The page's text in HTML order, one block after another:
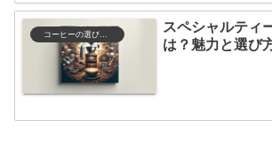
スペシャルティ
は？魅力と選び